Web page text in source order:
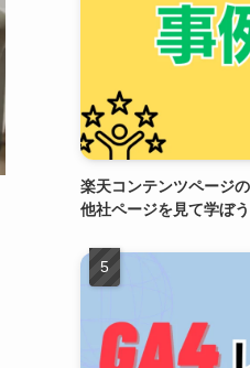
楽天コンテンツページ
他社ページを見て学ぼう